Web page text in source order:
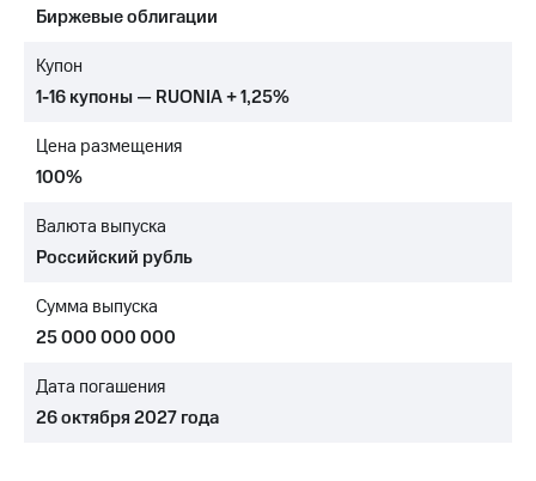
Достижения
Интервью
отчетность
Контакты
Новости
в
и акционерам
Корпоративное
Биржевые облигации
Купон
1-16 купоны — RUONIA + 1,25%
Цена размещения
100%
Валюта выпуска
Российский рубль
Сумма выпуска
25 000 000 000
Дата погашения
26 октября 2027 года